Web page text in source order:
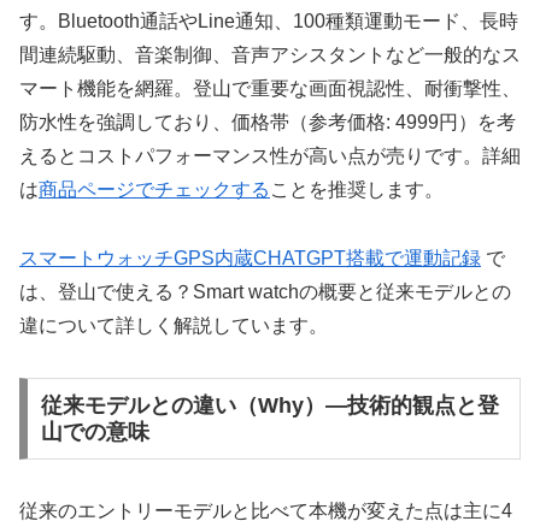
す。Bluetooth通話やLine通知、100種類運動モード、長時
間連続駆動、音楽制御、音声アシスタントなど一般的なス
マート機能を網羅。登山で重要な画面視認性、耐衝撃性、
防水性を強調しており、価格帯（参考価格: 4999円）を考
えるとコストパフォーマンス性が高い点が売りです。詳細
は商品ページでチェックする ことを推奨します。
スマートウォッチGPS内蔵CHATGPT搭載で運動記録 で
は、登山で使える？Smart watchの概要と従来モデルとの
違について詳しく解説しています。
従来モデルとの違い（Why）—技術的観点と登
山での意味
従来のエントリーモデルと比べて本機が変えた点は主に4